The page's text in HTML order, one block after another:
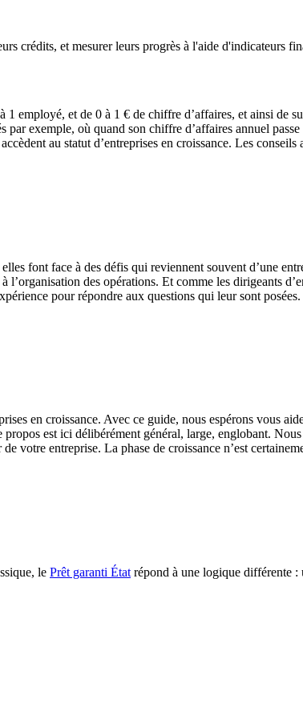
crédits, et mesurer leurs progrès à l'aide d'indicateurs
employé, et de 0 à 1 € de chiffre d’affaires, et ainsi de
par exemple, où quand son chiffre d’affaires annuel
au statut d’entreprises en croissance. Les conseils
font face à des défis qui reviennent souvent d’une
des opérations. Et comme les dirigeants
pour répondre aux questions qui leur sont
en croissance. Avec ce guide, nous espérons vous
est ici délibérément général, large, englobant.
votre entreprise. La phase de croissance n’est
le Prêt garanti État répond à une logique différente :